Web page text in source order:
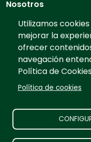
Utilizamos
mejorar la
ofrecer
navegación
Política de
Política de cookies
Nosotros
Quiénes somos
Contacto
Preguntas frecuentes
Tarifas
Información
Aviso legal